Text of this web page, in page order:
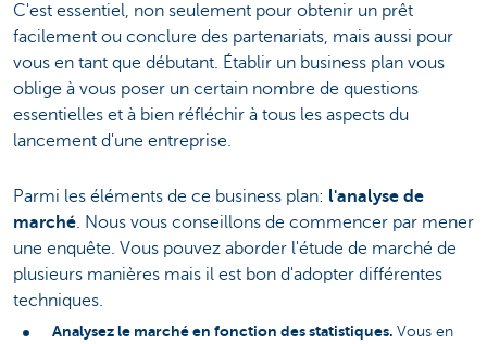
C'est essentiel, non seulement pour obtenir un prêt
facilement ou conclure des partenariats, mais aussi pour
vous en tant que débutant. Établir un business plan vous
oblige à vous poser un certain nombre de questions
essentielles et à bien réfléchir à tous les aspects du
lancement d'une entreprise.
Parmi les éléments de ce business plan: l'analyse de
marché. Nous vous conseillons de commencer par mener
une enquête. Vous pouvez aborder l'étude de marché de
plusieurs manières mais il est bon d'adopter différentes
techniques.
Analysez le marché en fonction des statistiques. Vous en